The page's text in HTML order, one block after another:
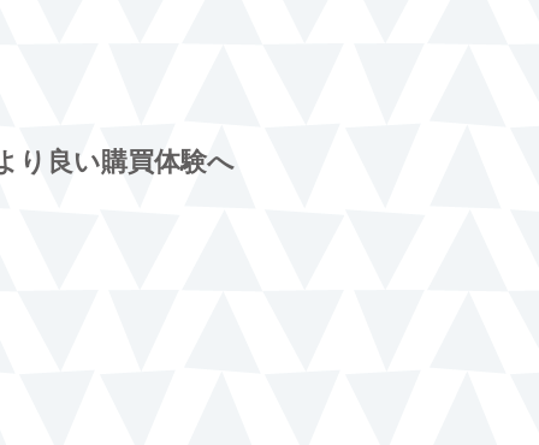
り良い購買体験へ